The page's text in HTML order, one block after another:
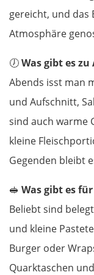
gereicht, und das
Atmosphäre
🕖Was gibt es zu
Abends isst man
und Aufschnitt,
sind auch warme
kleine
Gegenden bleibt
🥪 Was gibt es
Beliebt sind
und kleine
Burger oder
Quarktaschen